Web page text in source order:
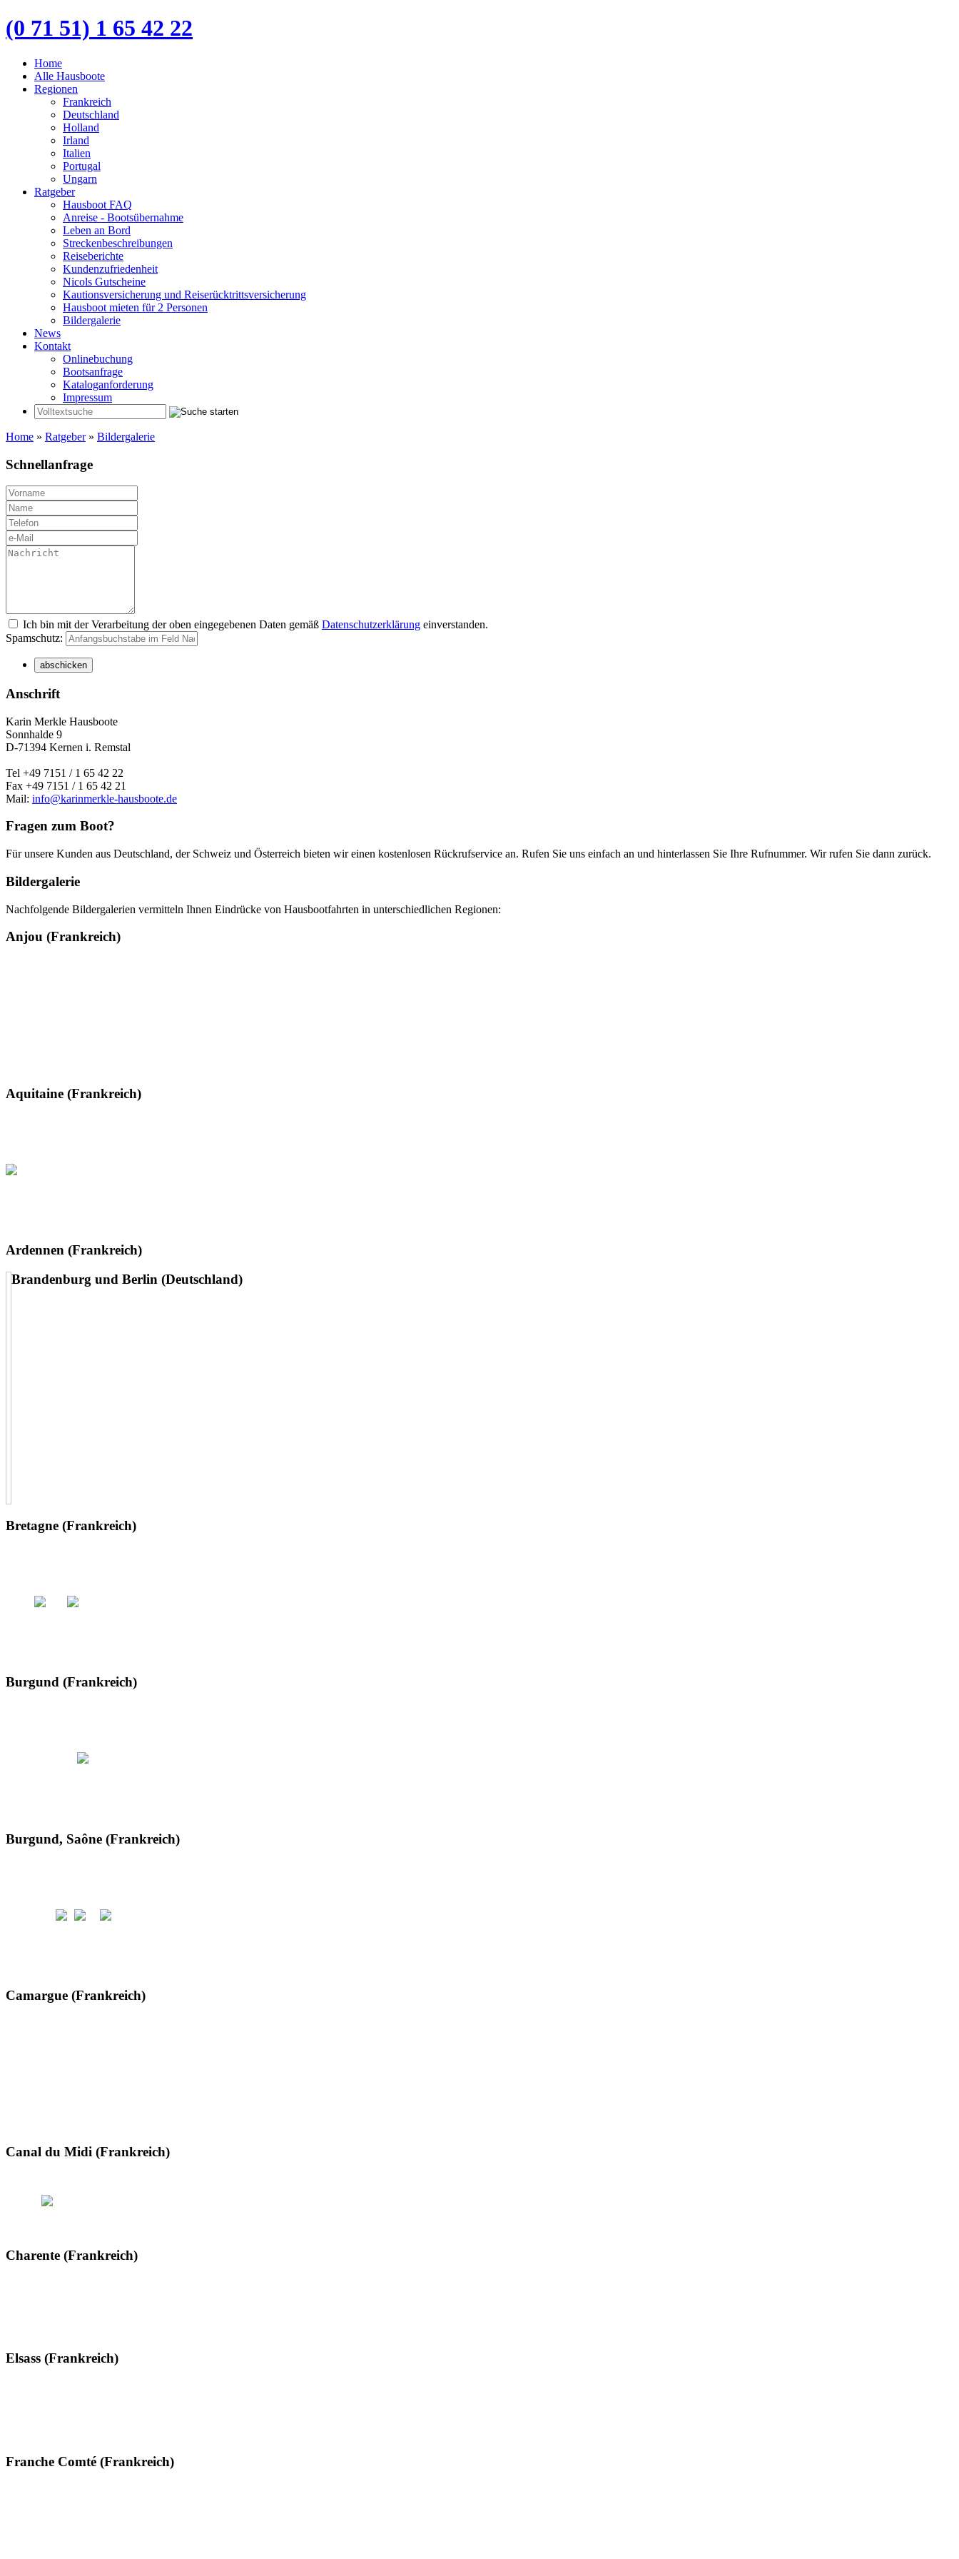
(0 71 51) 1 65 42 22
Home
Alle Hausboote
Regionen
Frankreich
Deutschland
Holland
Irland
Italien
Portugal
Ungarn
Ratgeber
Hausboot FAQ
Anreise - Bootsübernahme
Leben an Bord
Streckenbeschreibungen
Reiseberichte
Kundenzufriedenheit
Nicols Gutscheine
Kautionsversicherung und Reiserücktrittsversicherung
Hausboot mieten für 2 Personen
Bildergalerie
News
Kontakt
Onlinebuchung
Bootsanfrage
Kataloganforderung
Impressum
Home » Ratgeber» Bildergalerie
Schnellanfrage
Ich bin mit der Verarbeitung der oben eingegebenen Daten gemäß Datenschutzerklärung einverstanden.
Spamschutz:
Anschrift
Karin Merkle Hausboote
Sonnhalde 9
D-71394 Kernen i. Remstal
Tel +49 7151 / 1 65 42 22
Fax +49 7151 / 1 65 42 21
Mail: info@karinmerkle-hausboote.de
Fragen zum Boot?
Für unsere Kunden aus Deutschland, der Schweiz und Österreich bieten wir einen kostenlosen Rückrufservice an. Rufen Sie uns einfach an und hinterlassen Sie Ihre Rufnummer. Wir rufen Sie dann zurück.
Bildergalerie
Nachfolgende Bildergalerien vermitteln Ihnen Eindrücke von Hausbootfahrten in unterschiedlichen Regionen:
Anjou (Frankreich)
Aquitaine (Frankreich)
Ardennen (Frankreich)
Brandenburg und Berlin (Deutschland)
Bretagne (Frankreich)
Burgund (Frankreich)
Burgund, Saône (Frankreich)
Camargue (Frankreich)
Canal du Midi (Frankreich)
Charente (Frankreich)
Elsass (Frankreich)
Franche Comté (Frankreich)